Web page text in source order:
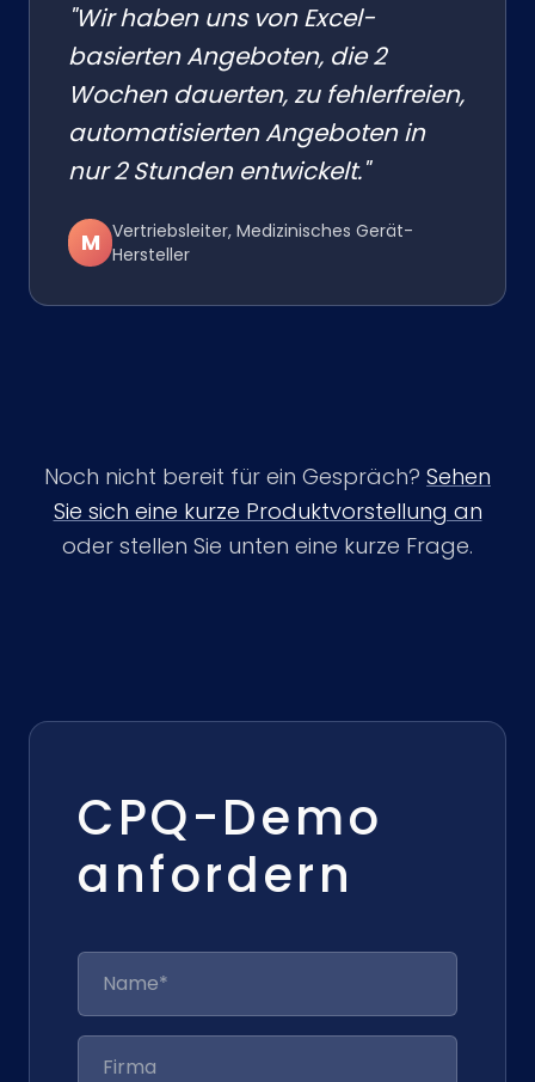
"Wir haben uns von Excel-
basierten Angeboten, die 2
Wochen dauerten, zu fehlerfreien,
automatisierten Angeboten in
nur 2 Stunden entwickelt."
M Vertriebsleiter, Medizinisches Gerät-
Hersteller
Noch nicht bereit für ein Gespräch? Sehen
Sie sich eine kurze Produktvorstellung an
oder stellen Sie unten eine kurze Frage.
CPQ-Demo
anfordern